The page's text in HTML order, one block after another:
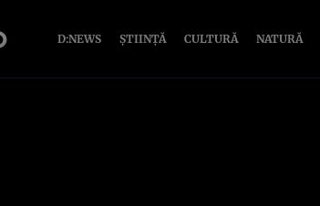
D:NEWS ȘTIINȚĂ CULTURĂ NATURĂ